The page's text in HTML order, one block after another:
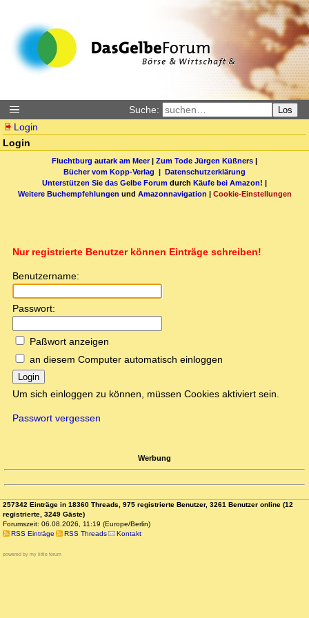
Suche: Los
Login
Login
Fluchtburg autark am Meer| Zum Tode Jürgen Küßners |
Bücher vom Kopp-Verlag | Datenschutzerklärung
Unterstützen Sie das Gelbe Forum durch Käufe bei Amazon! |
Weitere Buchempfehlungen und Amazonnavigation | Cookie-Einstellungen
Nur registrierte Benutzer können Einträge schreiben!
Benutzername:
Passwort:
Paßwort anzeigen
an diesem Computer automatisch einloggen
Login
Um sich einloggen zu können, müssen Cookies aktiviert sein.
Passwort vergessen
Werbung
257342 Einträge in 18360 Threads, 975 registrierte Benutzer, 3261 Benutzer online (12
registrierte, 3249 Gäste)
Forumszeit: 06.08.2026, 11:19 (Europe/Berlin)
RSS Einträge
RSS Threads Kontakt
powered by my little forum